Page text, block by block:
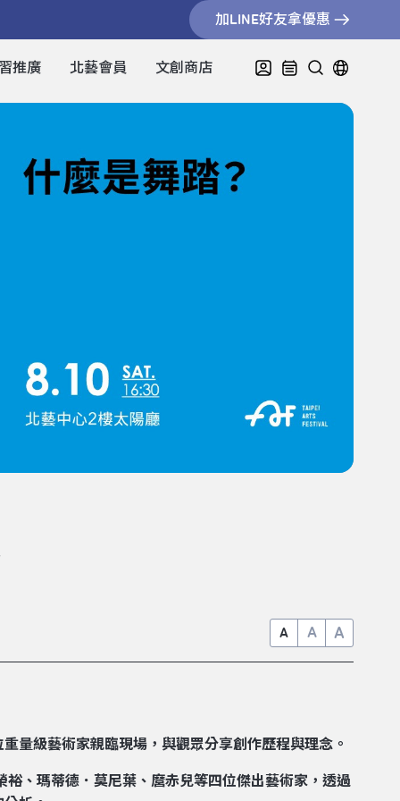
加LINE好友拿優惠
推廣 北藝會員 文創商店
A A A
量級藝術家親臨現場，與觀眾分享創作歷程與理念。
、瑪蒂德．莫尼葉、麿赤兒等四位傑出藝術家，透過